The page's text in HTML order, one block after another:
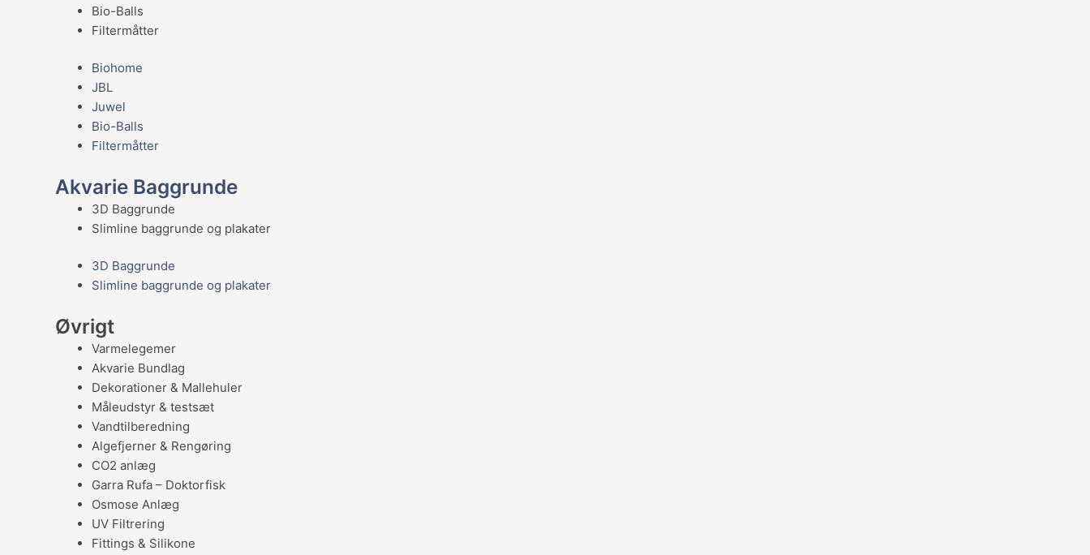
Bio-Balls
Filtermåtter
Biohome
JBL
Juwel
Bio-Balls
Filtermåtter
Akvarie Baggrunde
3D Baggrunde
Slimline baggrunde og plakater
3D Baggrunde
Slimline baggrunde og plakater
Øvrigt
Varmelegemer
Akvarie Bundlag
Dekorationer & Mallehuler
Måleudstyr & testsæt
Vandtilberedning
Algefjerner & Rengøring
CO2 anlæg
Garra Rufa – Doktorfisk
Osmose Anlæg
UV Filtrering
Fittings & Silikone